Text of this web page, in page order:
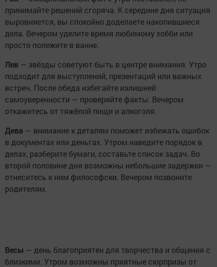
принимайте решений сгоряча. К середине дня ситуация
выровняется, вы спокойно доделаете накопившиеся
дела. Вечером уделите время любимому хобби или
просто полежите в ванне.
Лев — звёзды советуют быть в центре внимания. Утро
подходит для выступлений, презентаций или важных
встреч. После обеда избегайте излишней
самоуверенности — проверяйте факты. Вечером
откажитесь от тяжёлой пищи и алкоголя.
Дева — внимание к деталям поможет избежать ошибок
в документах или деньгах. Утром наведите порядок в
делах, разберите бумаги, составьте список задач. Во
второй половине дня возможны небольшие задержки —
отнеситесь к ним философски. Вечером позвоните
родителям.
Весы — день благоприятен для творчества и общения с
близкими. Утром возможны приятные сюрпризы от